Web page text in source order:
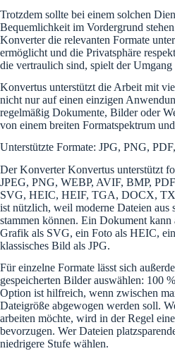
Trotzdem sollte bei einem solchen
Bequemlichkeit im Vordergrund
Konverter die relevanten Formate
ermöglicht und die Privatsphäre
die vertraulich sind, spielt der
Konvertus unterstützt die Arbeit mit
nicht nur auf einen einzigen
regelmäßig Dokumente, Bilder oder
von einem breiten Formatspektrum
Unterstützte Formate: JPG, PNG,
Der Konverter Konvertus unterstützt
JPEG, PNG, WEBP, AVIF, BMP,
SVG, HEIC, HEIF, TGA, DOCX,
ist nützlich, weil moderne Dateien aus
stammen können. Ein Dokument
Grafik als SVG, ein Foto als HEIC,
klassisches Bild als JPG.
Für einzelne Formate lässt sich
gespeicherten Bilder auswählen: 100
Option ist hilfreich, wenn zwischen
Dateigröße abgewogen werden soll.
arbeiten möchte, wird in der Regel
bevorzugen. Wer Dateien
niedrigere Stufe wählen.